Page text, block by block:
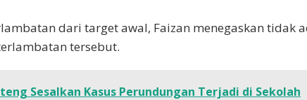
dari target awal, Faizan menegaskan tidak
tersebut.
Sesalkan Kasus Perundungan Terjadi di Sekolah